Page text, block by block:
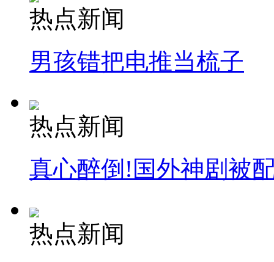
热点新闻
男孩错把电推当梳子
热点新闻
真心醉倒!国外神剧被
热点新闻